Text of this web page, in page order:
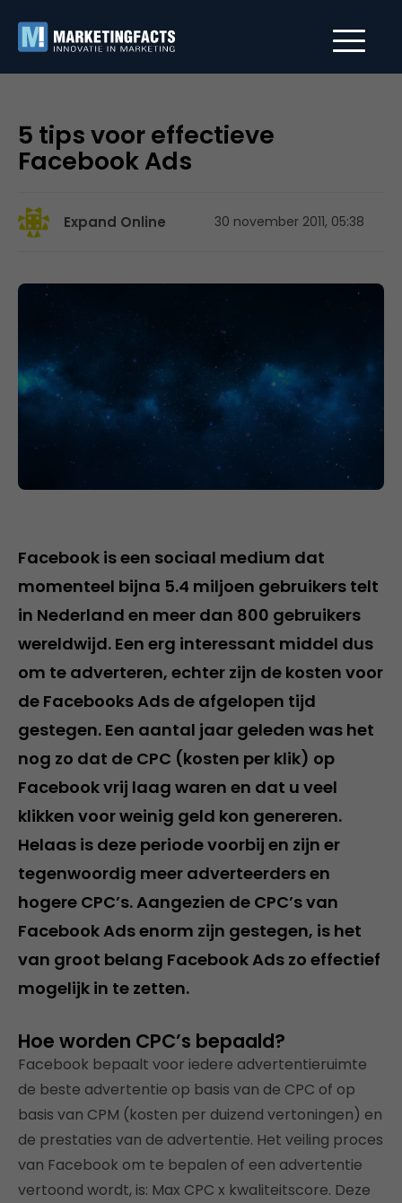
5 tips voor effectieve
Facebook Ads
Expand Online 30 november 2011, 05:38
Facebook is een sociaal medium dat
momenteel bijna 5.4 miljoen gebruikers telt
in Nederland en meer dan 800 gebruikers
wereldwijd. Een erg interessant middel dus
om te adverteren, echter zijn de kosten voor
de Facebooks Ads de afgelopen tijd
gestegen. Een aantal jaar geleden was het
nog zo dat de CPC (kosten per klik) op
Facebook vrij laag waren en dat u veel
klikken voor weinig geld kon genereren.
Helaas is deze periode voorbij en zijn er
tegenwoordig meer adverteerders en
hogere CPC’s. Aangezien de CPC’s van
Facebook Ads enorm zijn gestegen, is het
van groot belang Facebook Ads zo effectief
mogelijk in te zetten.
Hoe worden CPC’s bepaald?
Facebook bepaalt voor iedere advertentieruimte
de beste advertentie op basis van de CPC of op
basis van CPM (kosten per duizend vertoningen) en
de prestaties van de advertentie. Het veiling proces
van Facebook om te bepalen of een advertentie
vertoond wordt, is: Max CPC x kwaliteitscore. Deze